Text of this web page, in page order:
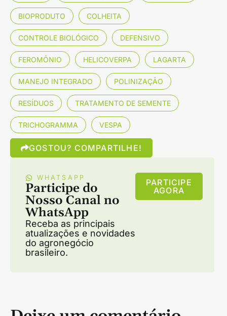
BIOPRODUTO COLHEITA
CONTROLE BIOLÓGICO DEFENSIVO
FEROMÔNIO HELICOVERPA LAGARTA
MANEJO INTEGRADO POLINIZAÇÃO
RESÍDUOS TRATAMENTO DE SEMENTE
TRICHOGRAMMA VESPA
GOSTOU? COMPARTILHE!
WHATSAPP
Participe do
Nosso Canal no
WhatsApp
Receba as principais
atualizações e novidades
do agronegócio
brasileiro.
PARTICIPE
AGORA